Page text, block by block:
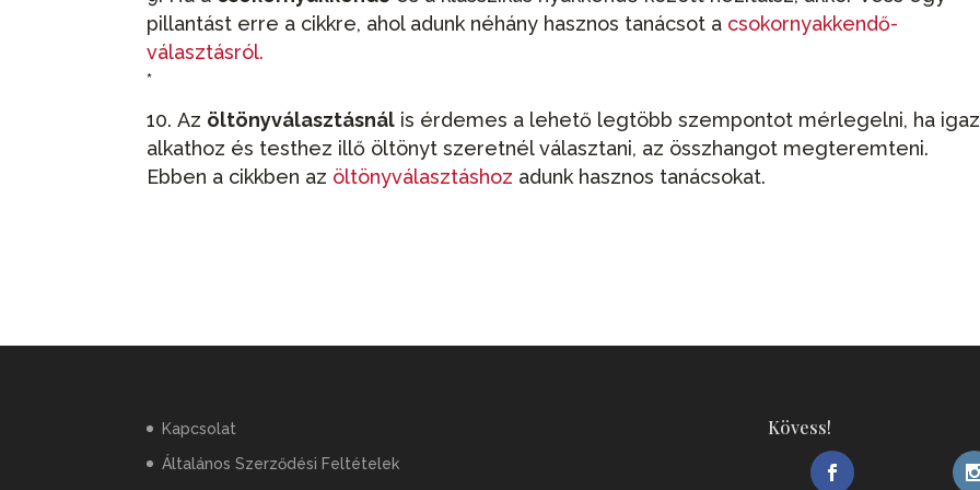
pillantást erre a cikkre, ahol adunk néhány hasznos tanácsot a csokornyakkendő-
választásról.
*
Az öltönyválasztásnál is érdemes a lehető legtöbb szempontot mérlegelni, ha
alkathoz és testhez illő öltönyt szeretnél választani, az összhangot megteremteni.
Ebben a cikkben az öltönyválasztáshoz adunk hasznos tanácsokat.
Kapcsolat
Általános Szerződési Feltételek
Kövess!